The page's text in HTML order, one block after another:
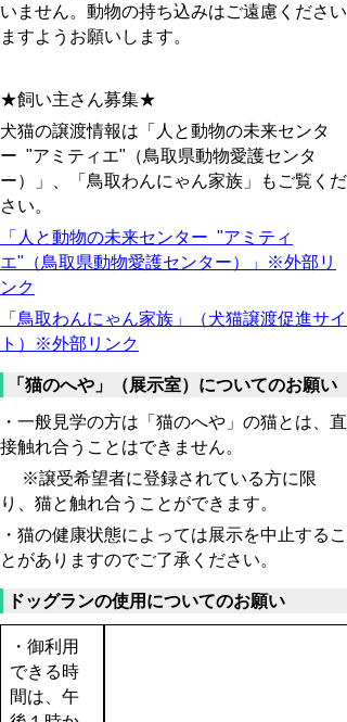
いません。動物の持ち込みはご遠慮ください
ますようお願いします。
★飼い主さん募集★
犬猫の譲渡情報は 「 人と動物の未来センタ
ー "アミティエ"（鳥取県動物愛護センタ
ー）」、
「鳥取わんにゃん家族」もご覧くだ
さい。
「 人と動物の未来センター "アミティ
エ"（鳥取県動物愛護センター）」※外部リ
ンク
「鳥取わんにゃん家族」（犬猫譲渡促進サイ
ト）※外部リンク
「猫のへや」（展示室）についてのお願い
・一般見学の方は「猫のへや」の猫とは、直
接触れ合うことはできません。
※譲受希望者に登録されている方に限
り、猫と触れ合うことができます。
・猫の健康状態によっては展示を中止するこ
とがありますのでご了承ください。
ドッグランの使用についてのお願い
・御利用
できる時
間は、午